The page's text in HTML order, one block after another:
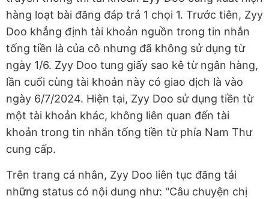
hàng loạt bài đăng đáp trả 1 chọi 1. Trước tiên, Zyy
Doo khẳng định tài khoản nguồn trong tin nhắn
tống tiền là của cô nhưng đã không sử dụng từ
ngày 1/6. Zyy Doo tung giấy sao kê từ ngân hàng,
lần cuối cùng tài khoản này có giao dịch là vào
ngày 6/7/2024. Hiện tại, Zyy Doo sử dụng tiền từ
một tài khoản khác, không liên quan đến tài
khoản trong tin nhắn tống tiền từ phía Nam Thư
cung cấp.
Trên trang cá nhân, Zyy Doo liên tục đăng tải
những status có nội dung như: "Câu chuyện chị